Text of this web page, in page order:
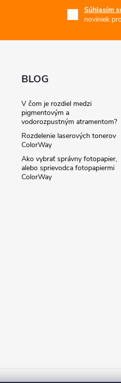
Súhlasím
noviniek
BLOG
V čom je rozdiel medzi
pigmentovým a
vodorozpustným atramentom?
Rozdelenie laserových tonerov
ColorWay
Ako vybrať správny fotopapier,
alebo sprievodca fotopapiermi
ColorWay